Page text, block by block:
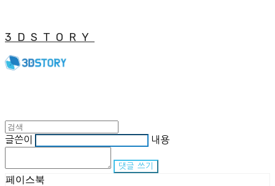
3DSTORY
글쓴이 내용
댓글 쓰기
페이스북